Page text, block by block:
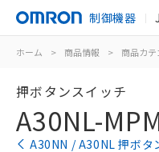
制御機器
ホーム > 商品情報 > 商品カテ
押ボタンスイッチ
A30NL-
A30NN / A30NL 押ボタ